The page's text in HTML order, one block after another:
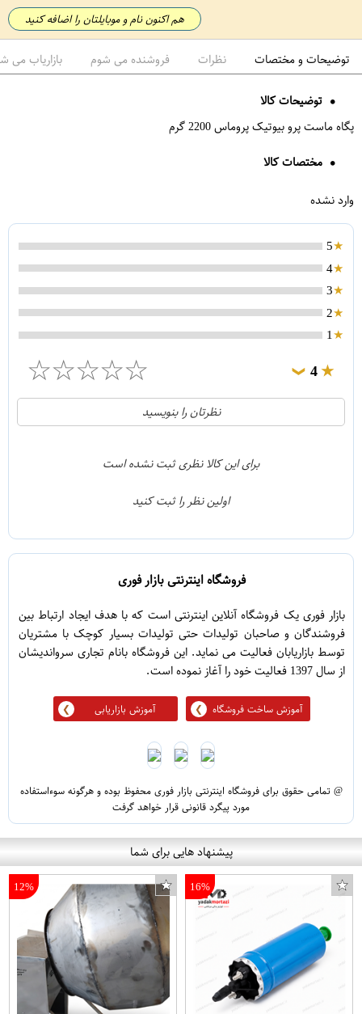
هم اکنون نام و موبایلتان را اضافه کنید
توضیحات و مختصات نظرات فروشنده می شوم بازاریاب می
توضیحات کالا
پگاه ماست پرو بیوتیک پروماس 2200 گرم
مختصات کالا
وارد نشده
5
4
3
2
1
4
❯
☆
☆
☆
☆
☆
0
0
نظرتان را بنویسید
برای این کالا نظری ثبت نشده است
اولین نظر را ثبت کنید
فروشگاه اینترنتی بازار فوری
بازار فوری یک فروشگاه آنلاین اینترنتی است که با هدف ایجاد ارتباط بین
فروشندگان و صاحبان تولیدات حتی تولیدات بسیار کوچک با مشتریان
توسط بازاریابان فعالیت می نماید. این فروشگاه بانام تجاری سرواندیشان
از سال 1397 فعالیت خود را آغاز نموده است.
آموزش ساخت فروشگاه آموزش بازاریابی
@ تمامی حقوق برای فروشگاه اینترنتی بازار فوری محفوظ بوده و هرگونه سوءاستفاده
مورد پیگرد قانونی قرار خواهد گرفت
پیشنهاد هایی برای شما
16%
12%